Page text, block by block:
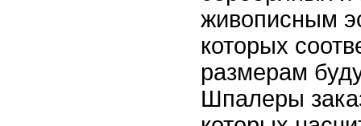
живописным
которых
размерам
Шпалеры